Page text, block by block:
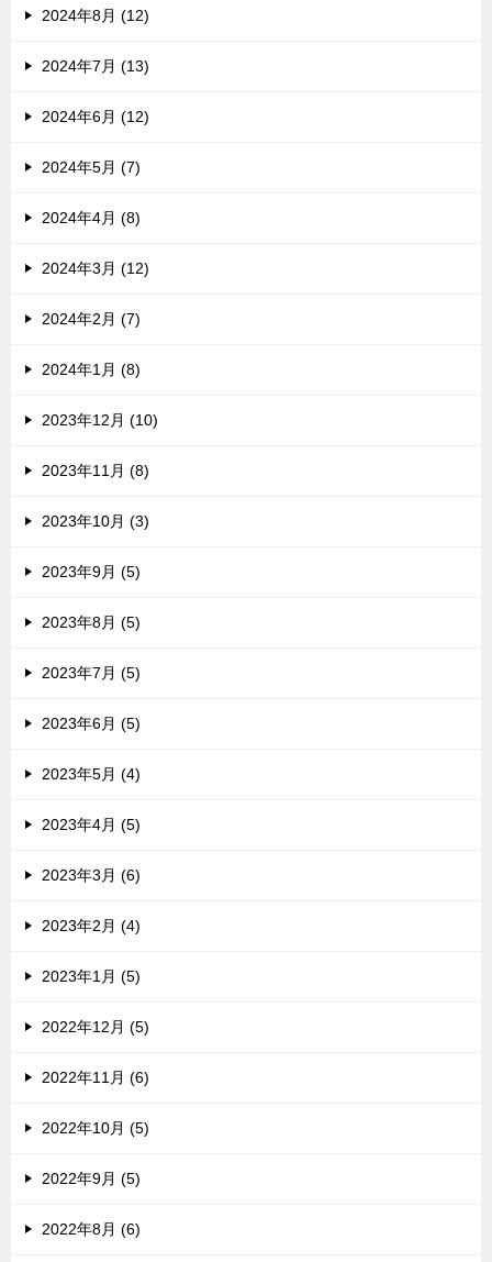
2024年8月 (12)
2024年7月 (13)
2024年6月 (12)
2024年5月 (7)
2024年4月 (8)
2024年3月 (12)
2024年2月 (7)
2024年1月 (8)
2023年12月 (10)
2023年11月 (8)
2023年10月 (3)
2023年9月 (5)
2023年8月 (5)
2023年7月 (5)
2023年6月 (5)
2023年5月 (4)
2023年4月 (5)
2023年3月 (6)
2023年2月 (4)
2023年1月 (5)
2022年12月 (5)
2022年11月 (6)
2022年10月 (5)
2022年9月 (5)
2022年8月 (6)